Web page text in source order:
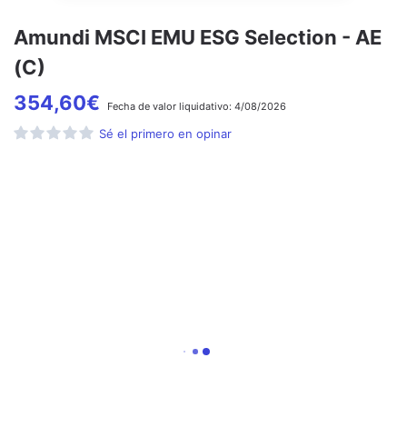
Amundi MSCI EMU ESG Selection - AE
(C)
354,60€ Fecha de valor liquidativo: 4/08/2026
Sé el primero en opinar